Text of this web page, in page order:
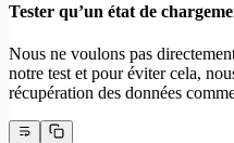
Tester qu’un état de
Nous ne voulons pas
notre test et pour éviter cela,
récupération des données